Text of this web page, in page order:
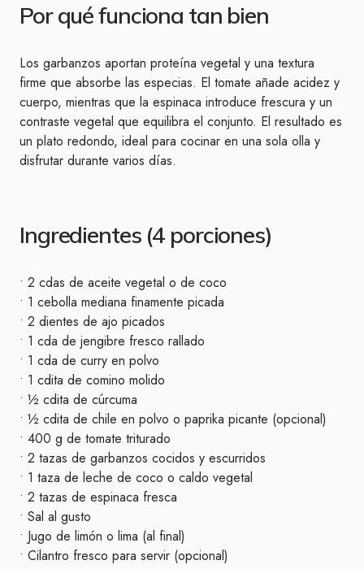
Por qué funciona tan bien
Los garbanzos aportan proteína vegetal y una textura
firme que absorbe las especias. El tomate añade acidez y
cuerpo, mientras que la espinaca introduce frescura y un
contraste vegetal que equilibra el conjunto. El resultado es
un plato redondo, ideal para cocinar en una sola olla y
disfrutar durante varios días.
Ingredientes (4 porciones)
• 2 cdas de aceite vegetal o de coco
• 1 cebolla mediana finamente picada
• 2 dientes de ajo picados
• 1 cda de jengibre fresco rallado
• 1 cda de curry en polvo
• 1 cdita de comino molido
• ½ cdita de cúrcuma
• ½ cdita de chile en polvo o paprika picante (opcional)
• 400 g de tomate triturado
• 2 tazas de garbanzos cocidos y escurridos
• 1 taza de leche de coco o caldo vegetal
• 2 tazas de espinaca fresca
• Sal al gusto
• Jugo de limón o lima (al final)
• Cilantro fresco para servir (opcional)